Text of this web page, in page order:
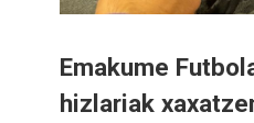
Emakume
hizlariak